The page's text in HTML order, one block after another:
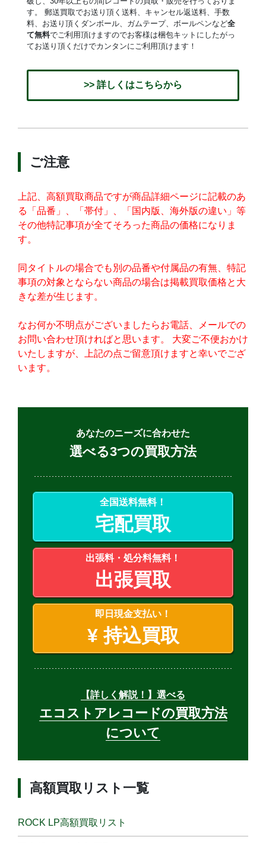
す。 郵送買取でお送り頂く送料、キャンセル返送料、手数
料、お送り頂くダンボール、ガムテープ、ボールペンなど全
て無料でご利用頂けますのでお客様は梱包キットにしたがっ
てお送り頂くだけでカンタンにご利用頂けます！
>> 詳しくはこちらから
ご注意
上記、高額買取商品ですが商品詳細ページに記載のあ
る「品番」、「帯付」、「国内版、海外版の違い」等
その他特記事項が全てそろった商品の価格になりま
す。
同タイトルの場合でも別の品番や付属品の有無、特記
事項の対象とならない商品の場合は掲載買取価格と大
きな差が生じます。
なお何か不明点がございましたらお電話、メールでの
お問い合わせ頂ければと思います。 大変ご不便おかけ
いたしますが、上記の点ご留意頂けますと幸いでござ
います。
あなたのニーズに合わせた
選べる3つの買取方法
全国送料無料！
宅配買取
出張料・処分料無料！
出張買取
即日現金支払い！
¥持込買取
【詳しく解説！】選べる
エコストアレコードの買取方法
について
高額買取リスト一覧
ROCK LP高額買取リスト